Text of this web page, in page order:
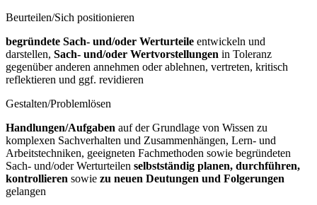
Beurteilen/Sich positionieren
begründete Sach- und/oder Werturteile entwickeln und
darstellen, Sach- und/oder Wertvorstellungen in Toleranz
gegenüber anderen annehmen oder ablehnen, vertreten, kritisch
reflektieren und ggf. revidieren
Gestalten/Problemlösen
Handlungen/Aufgaben auf der Grundlage von Wissen zu
komplexen Sachverhalten und Zusammenhängen, Lern- und
Arbeitstechniken, geeigneten Fachmethoden sowie begründeten
Sach- und/oder Werturteilen selbstständig planen, durchführen,
kontrollieren sowie zu neuen Deutungen und Folgerungen
gelangen